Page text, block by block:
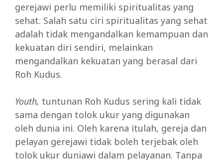
gerejawi perlu memiliki spiritualitas yang
sehat. Salah satu ciri spiritualitas yang sehat
adalah tidak mengandalkan kemampuan dan
kekuatan diri sendiri, melainkan
mengandalkan kekuatan yang berasal dari
Roh Kudus.
Youth, tuntunan Roh Kudus sering kali tidak
sama dengan tolok ukur yang digunakan
oleh dunia ini. Oleh karena itulah, gereja dan
pelayan gerejawi tidak boleh terjebak oleh
tolok ukur duniawi dalam pelayanan. Tanpa